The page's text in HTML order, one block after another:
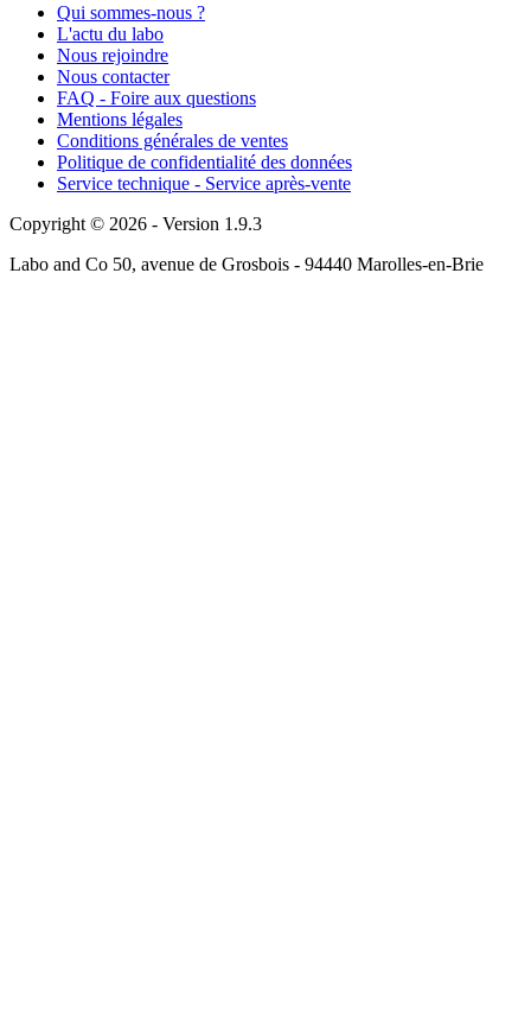
Qui sommes-nous ?
L'actu du labo
Nous rejoindre
Nous contacter
FAQ - Foire aux questions
Mentions légales
Conditions générales de ventes
Politique de confidentialité des données
Service technique - Service après-vente
Copyright © 2026 - Version 1.9.3
Labo and Co 50, avenue de Grosbois - 94440 Marolles-en-Brie